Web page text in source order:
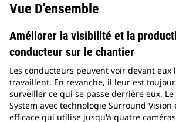
Vue D'ensemble
Améliorer la visibilité et la
conducteur sur le chantier
Les conducteurs peuvent voir devant eux
travaillent. En revanche, il leur est
surveiller ce qui se passe derrière eux.
System avec technologie Surround Vision
efficace qui utilise jusqu'à quatre